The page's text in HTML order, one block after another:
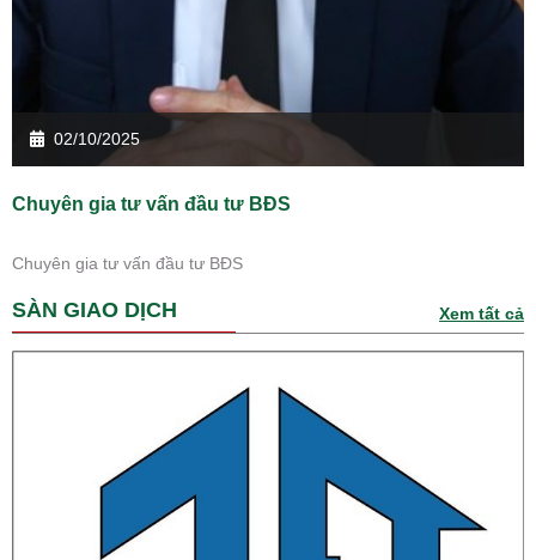
02/10/2025
Chuyên gia tư vấn đầu tư BĐS
Chuyên gia tư vấn đầu tư BĐS
SÀN GIAO DỊCH Xem tất cả